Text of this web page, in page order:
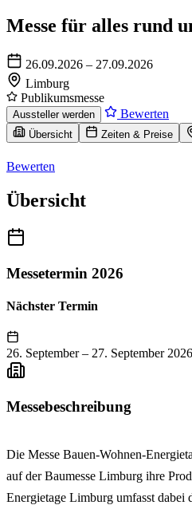
Messe für alles rund
26.09.2026 – 27.09.2026
Limburg
Publikumsmesse
Aussteller werden Bewerten
Übersicht Zeiten & Preise
Bewerten
Übersicht
Messetermin 2026
Nächster Termin
26. September – 27. September 2026
Messebeschreibung
Die Messe Bauen-Wohnen-
auf der Baumesse Limburg ihre
Energietage Limburg umfasst dabei